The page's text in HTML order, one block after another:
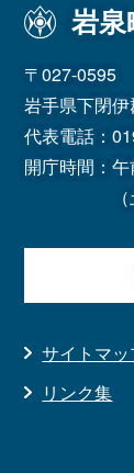
岩
〒027-0595
岩手県下閉
代表電話：
開庁時間：
サイトマ
リンク集